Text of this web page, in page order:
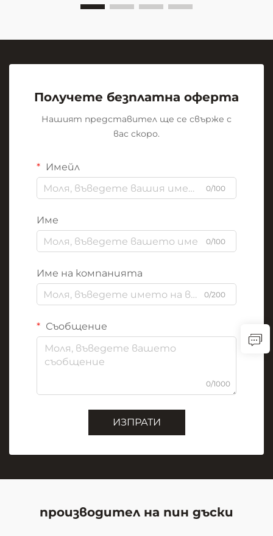
Получете безплатна оферта
Нашият представител ще се свърже с
вас скоро.
Имейл
0/100
Име
0/100
Име на компанията
0/200
Съобщение
0/1000
ИЗПРАТИ
производител на пин дъски